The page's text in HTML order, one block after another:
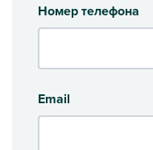
Номер телефона
Email